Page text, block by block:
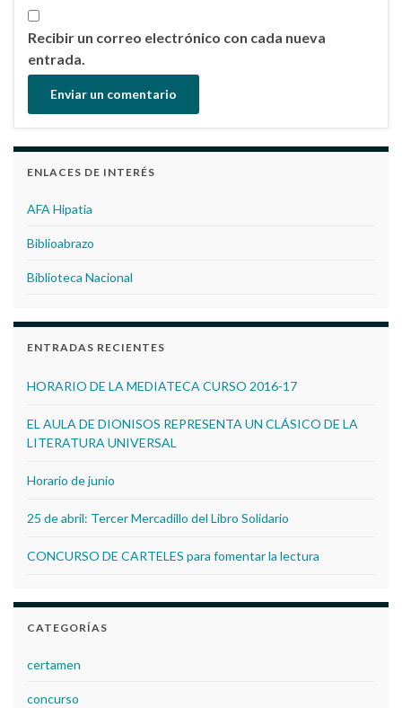
Recibir un correo electrónico con cada nueva
entrada.
ENLACES DE INTERÉS
AFA Hipatia
Biblioabrazo
Biblioteca Nacional
ENTRADAS RECIENTES
HORARIO DE LA MEDIATECA CURSO 2016-17
EL AULA DE DIONISOS REPRESENTA UN CLÁSICO DE LA
LITERATURA UNIVERSAL
Horario de junio
25 de abril: Tercer Mercadillo del Libro Solidario
CONCURSO DE CARTELES para fomentar la lectura
CATEGORÍAS
certamen
concurso